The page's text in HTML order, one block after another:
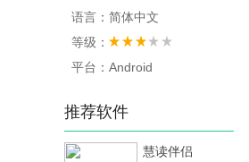
语言：简体中文
等级：
平台：Android
推荐软件
慧读伴侣